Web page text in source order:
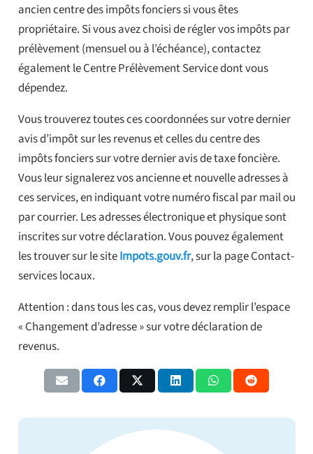
ancien centre des impôts fonciers si vous êtes
propriétaire. Si vous avez choisi de régler vos impôts par
prélèvement (mensuel ou à l’échéance), contactez
également le Centre Prélèvement Service dont vous
dépendez.
Vous trouverez toutes ces coordonnées sur votre dernier
avis d’impôt sur les revenus et celles du centre des
impôts fonciers sur votre dernier avis de taxe foncière.
Vous leur signalerez vos ancienne et nouvelle adresses à
ces services, en indiquant votre numéro fiscal par mail ou
par courrier. Les adresses électronique et physique sont
inscrites sur votre déclaration. Vous pouvez également
les trouver sur le siteImpots.gouv.fr, sur la page Contact-
services locaux.
Attention : dans tous les cas, vous devez remplir l’espace
« Changement d’adresse » sur votre déclaration de
revenus.